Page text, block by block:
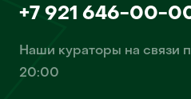
+7 921 646-00-
Наши кураторы на связи
20:00